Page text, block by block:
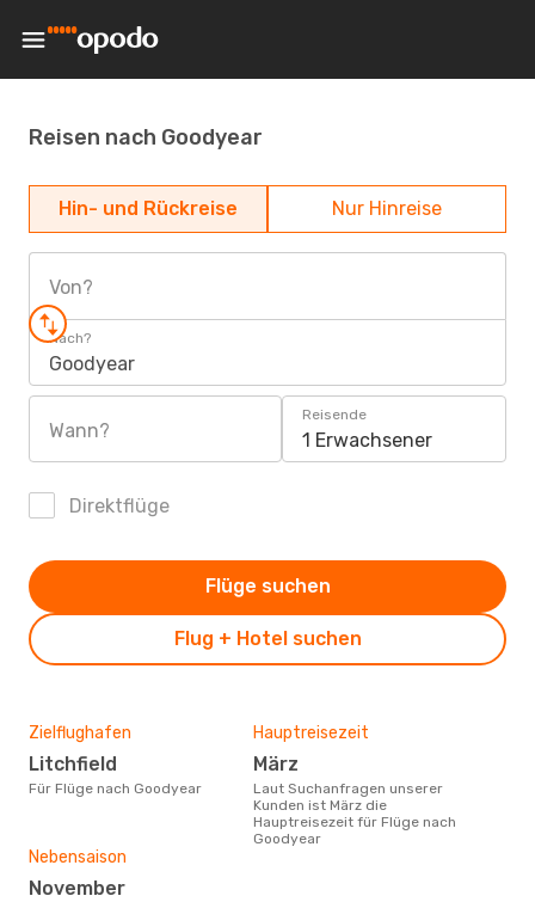
Reisen nach Goodyear
Hin- und Rückreise Nur Hinreise
Von?
Nach?
Goodyear
Wann?
Reisende
1 Erwachsener
Direktflüge
Flug + Hotel suchen
Flüge suchen
Zielflughafen
Litchfield
Für Flüge nach Goodyear
Hauptreisezeit
März
Laut Suchanfragen unserer
Kunden ist März die
Hauptreisezeit für Flüge nach
Goodyear
Nebensaison
November